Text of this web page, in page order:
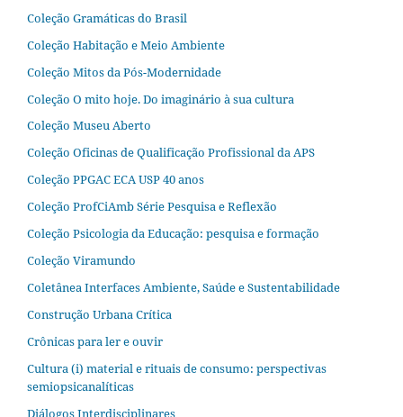
Coleção Gramáticas do Brasil
Coleção Habitação e Meio Ambiente
Coleção Mitos da Pós-Modernidade
Coleção O mito hoje. Do imaginário à sua cultura
Coleção Museu Aberto
Coleção Oficinas de Qualificação Profissional da APS
Coleção PPGAC ECA USP 40 anos
Coleção ProfCiAmb Série Pesquisa e Reflexão
Coleção Psicologia da Educação: pesquisa e formação
Coleção Viramundo
Coletânea Interfaces Ambiente, Saúde e Sustentabilidade
Construção Urbana Crítica
Crônicas para ler e ouvir
Cultura (i) material e rituais de consumo: perspectivas
semiopsicanalíticas
Diálogos Interdisciplinares